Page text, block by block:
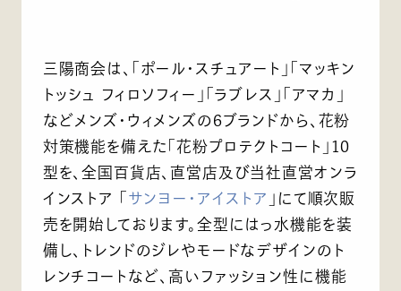
三陽商会は、「ポール・スチュアート」「マッキン
トッシュ フィロソフィー」「ラブレス」「アマカ」
などメンズ・ウィメンズの6ブランドから、花粉
対策機能を備えた「花粉プロテクトコート」10
型を、全国百貨店、直営店及び当社直営オンラ
インストア 「 サンヨー・アイストア 」にて順次販
売を開始しております。全型にはっ水機能を装
備し、トレンドのジレやモードなデザインのト
レンチコートなど、高いファッション性に機能